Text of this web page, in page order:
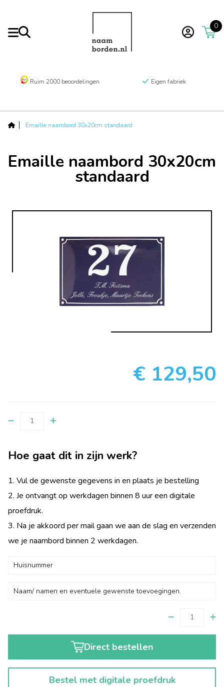
0
Ruim 2000 beoordelingen Eigen fabriek
Emaille naambord 30x20cm standaard
Emaille naambord 30x20cm
standaard
€ 129,50
Hoe gaat dit in zijn werk?
1. Vul de gewenste gegevens in en plaats je bestelling
2. Je ontvangt op werkdagen binnen 8 uur een digitale
proefdruk.
3. Na je akkoord per mail gaan we aan de slag en verzenden
we je naambord binnen 2 werkdagen.
Direct bestellen
Bestel met digitale proefdruk